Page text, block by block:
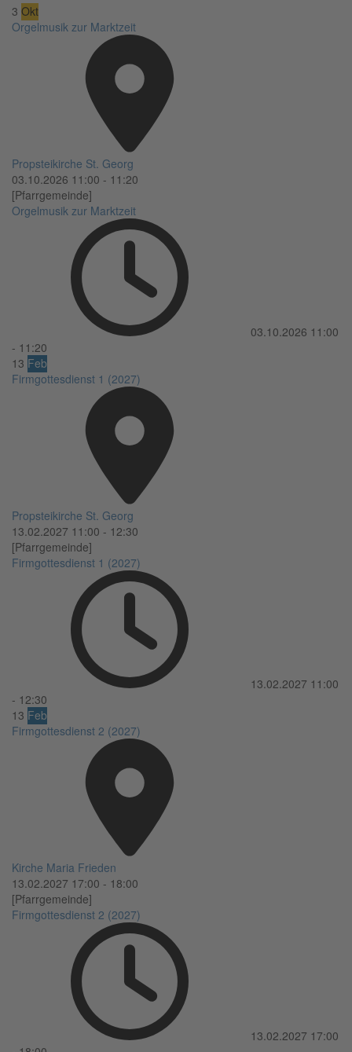
3 Okt
Orgelmusik zur Marktzeit
Propsteikirche St. Georg
03.10.2026 11:00 - 11:20
[Pfarrgemeinde]
Orgelmusik zur Marktzeit
03.10.2026 11:00
- 11:20
13 Feb
Firmgottesdienst 1 (2027)
Propsteikirche St. Georg
13.02.2027 11:00 - 12:30
[Pfarrgemeinde]
Firmgottesdienst 1 (2027)
13.02.2027 11:00
- 12:30
13 Feb
Firmgottesdienst 2 (2027)
Kirche Maria Frieden
13.02.2027 17:00 - 18:00
[Pfarrgemeinde]
Firmgottesdienst 2 (2027)
13.02.2027 17:00